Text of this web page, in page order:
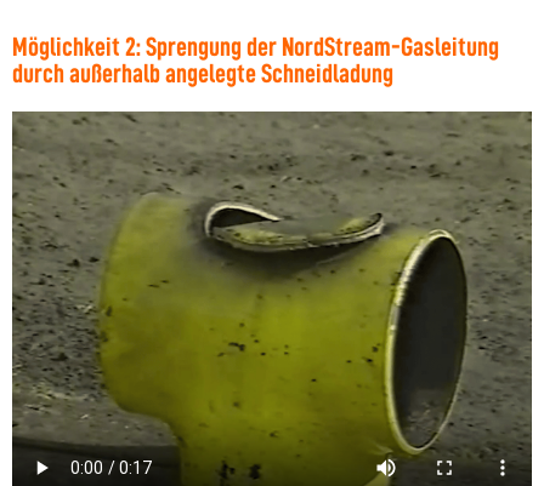
Möglichkeit 2: Sprengung der NordStream-Gasleitung
durch außerhalb angelegte Schneidladung